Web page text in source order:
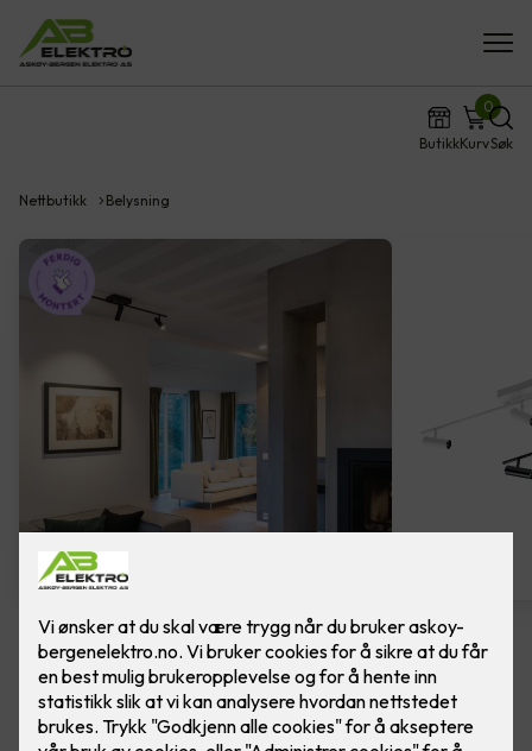
ButikkKurv
0
Søk
Nettbutikk Belysning
Spotskinne - Tube Micro Track,
Hvit